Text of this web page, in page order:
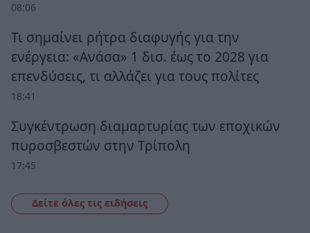
08:06
Τι σημαίνει ρήτρα διαφυγής για την
ενέργεια: «Ανάσα» 1 δισ. έως το 2028 για
επενδύσεις, τι αλλάζει για τους πολίτες
18:41
Συγκέντρωση διαμαρτυρίας των εποχικών
πυροσβεστών στην Τρίπολη
17:45
Δείτε όλες τις ειδήσεις